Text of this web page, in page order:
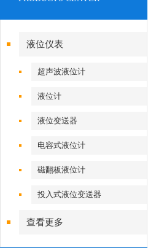
液位仪表
超声波液位计
液位计
液位变送器
电容式液位计
磁翻板液位计
投入式液位变送器
查看更多